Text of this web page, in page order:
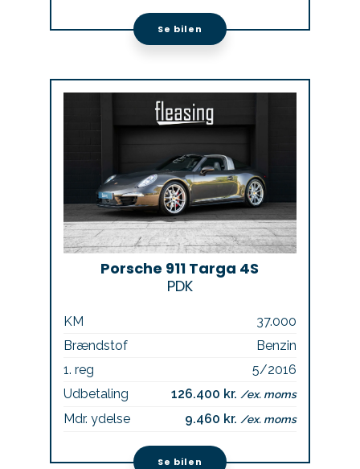
Se bilen
Porsche 911 Targa 4S
PDK
KM
37.000
Brændstof
Benzin
1. reg
5/2016
Udbetaling
126.400 kr./ex. moms
Mdr. ydelse 9.460 kr./ex. moms
Se bilen